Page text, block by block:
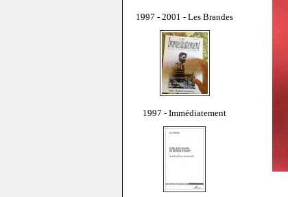
1997 - 2001 - Les Brandes
1997 - Immédiatement